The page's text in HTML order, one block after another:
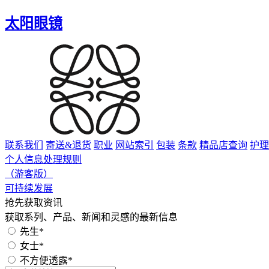
太阳眼镜
联系我们 寄送&退货 职业 网站索引 包装 条款 精品店查询 护
个人信息处理规则
（游客版）
可持续发展
抢先获取资讯
获取系列、产品、新闻和灵感的最新信息
先生*
女士*
不方便透露*